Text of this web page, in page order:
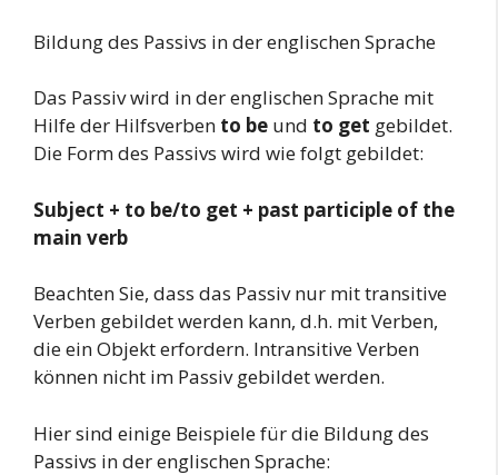
Bildung des Passivs in der englischen Sprache
Das Passiv wird in der englischen Sprache mit
Hilfe der Hilfsverben to be und to get gebildet.
Die Form des Passivs wird wie folgt gebildet:
Subject + to be/to get + past participle of the
main verb
Beachten Sie, dass das Passiv nur mit transitive
Verben gebildet werden kann, d.h. mit Verben,
die ein Objekt erfordern. Intransitive Verben
können nicht im Passiv gebildet werden.
Hier sind einige Beispiele für die Bildung des
Passivs in der englischen Sprache: